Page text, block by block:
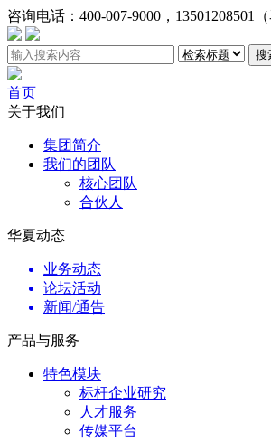
咨询电话： 400-007-9000，13501208501（
搜
首页
关于我们
集团简介
我们的团队
核心团队
合伙人
华夏动态
业务动态
论坛活动
新闻/通告
产品与服务
特色模块
标杆企业研究
人才服务
传媒平台